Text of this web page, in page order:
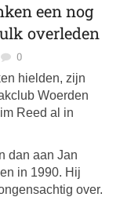
een nog
overleden
0
hielden, zijn
Woerden
Reed al in
dan aan Jan
in 1990. Hij
over.